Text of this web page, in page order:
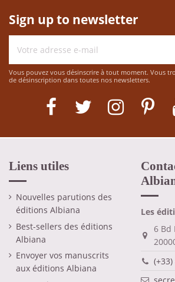
Sign up to newsletter
Vous pouvez vous désinscrire à tout moment. Vous
de désinscription dans toutes nos newsletters.
Liens utiles
Nouvelles parutions des
éditions Albiana
Best-sellers des éditions
Albiana
Envoyer vos manuscrits
aux éditions Albiana
Les
6 Bd